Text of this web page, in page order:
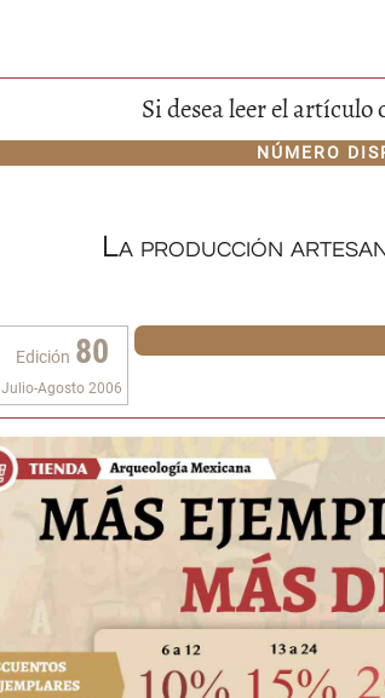
Si desea leer el
NÚMERO
La producción
Edición 80
Julio-Agosto 2006